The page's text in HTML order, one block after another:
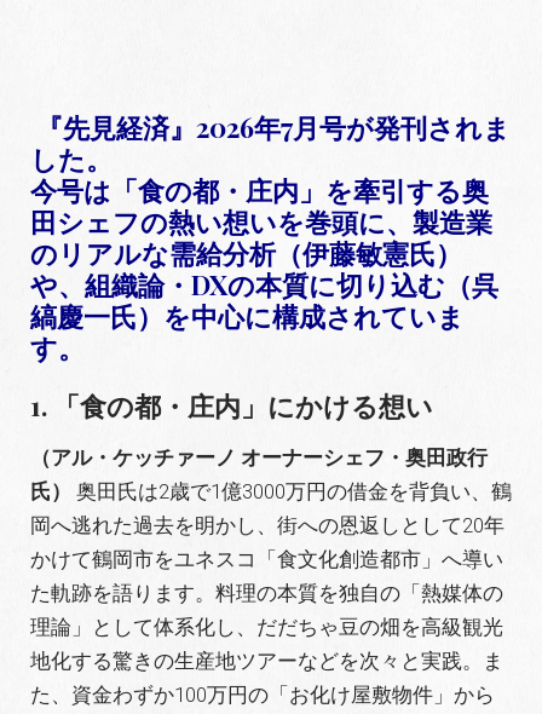
『先見経済』2026年7月号が発刊されま
した。
今号は「食の都・庄内」を牽引する奥
田シェフの熱い想いを巻頭に、製造業
のリアルな需給分析（伊藤敏憲氏）
や、組織論・DXの本質に切り込む（呉
縞慶一氏）を中心に構成されていま
す。
1. 「食の都・庄内」にかける想い
（アル・ケッチァーノ オーナーシェフ・奥田政行
氏）
奥田氏は2歳で1億3000万円の借金を背負い、鶴
岡へ逃れた過去を明かし、街への恩返しとして20年
かけて鶴岡市をユネスコ「食文化創造都市」へ導い
た軌跡を語ります。料理の本質を独自の「熱媒体の
理論」として体系化し 、だだちゃ豆の畑を高級観光
地化する驚きの生産地ツアーなどを次々と実践。ま
た、資金わずか100万円の「お化け屋敷物件」から